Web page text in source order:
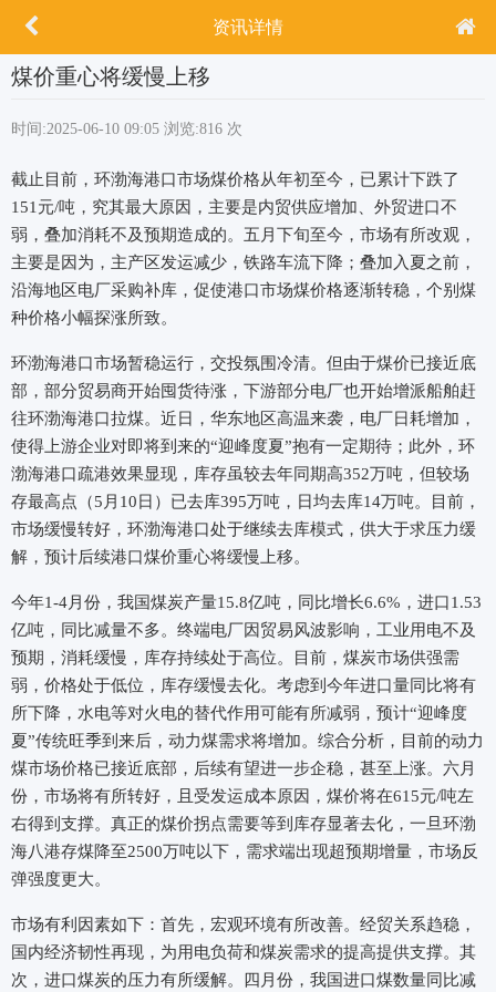
资讯详情
煤价重心将缓慢上移
时间:2025-06-10 09:05 浏览:816 次
截止目前，环渤海港口市场煤价格从年初至今，已累计下跌了
151元/吨，究其最大原因，主要是内贸供应增加、外贸进口不
弱，叠加消耗不及预期造成的。五月下旬至今，市场有所改观，
主要是因为，主产区发运减少，铁路车流下降；叠加入夏之前，
沿海地区电厂采购补库，促使港口市场煤价格逐渐转稳，个别煤
种价格小幅探涨所致。
环渤海港口市场暂稳运行，交投氛围冷清。但由于煤价已接近底
部，部分贸易商开始囤货待涨，下游部分电厂也开始增派船舶赶
往环渤海港口拉煤。近日，华东地区高温来袭，电厂日耗增加，
使得上游企业对即将到来的“迎峰度夏”抱有一定期待；此外，环
渤海港口疏港效果显现，库存虽较去年同期高352万吨，但较场
存最高点（5月10日）已去库395万吨，日均去库14万吨。目前，
市场缓慢转好，环渤海港口处于继续去库模式，供大于求压力缓
解，预计后续港口煤价重心将缓慢上移。
今年1-4月份，我国煤炭产量15.8亿吨，同比增长6.6%，进口1.53
亿吨，同比减量不多。终端电厂因贸易风波影响，工业用电不及
预期，消耗缓慢，库存持续处于高位。目前，煤炭市场供强需
弱，价格处于低位，库存缓慢去化。考虑到今年进口量同比将有
所下降，水电等对火电的替代作用可能有所减弱，预计“迎峰度
夏”传统旺季到来后，动力煤需求将增加。综合分析，目前的动力
煤市场价格已接近底部，后续有望进一步企稳，甚至上涨。六月
份，市场将有所转好，且受发运成本原因，煤价将在615元/吨左
右得到支撑。真正的煤价拐点需要等到库存显著去化，一旦环渤
海八港存煤降至2500万吨以下，需求端出现超预期增量，市场反
弹强度更大。
市场有利因素如下：首先，宏观环境有所改善。经贸关系趋稳，
国内经济韧性再现，为用电负荷和煤炭需求的提高提供支撑。其
次，进口煤炭的压力有所缓解。四月份，我国进口煤数量同比减